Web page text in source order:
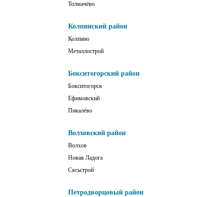
Толмачёво
Колпинский район
Колпино
Металлострой
Бокситогорский район
Бокситогорск
Ефимовский
Пикалёво
Волховский район
Волхов
Новая Ладога
Сясьстрой
Петродворцовый район